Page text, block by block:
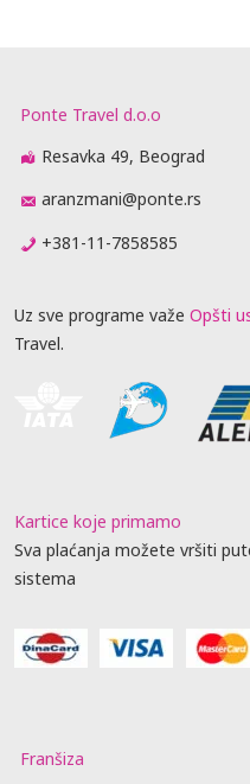
Ponte Travel d.o.o
Resavka 49, Beograd
aranzmani@ponte.rs
+381-11-7858585
Uz sve programe važe Opšti
Travel.
Kartice koje primamo
Sva plaćanja možete vršiti
sistema
Franšiza